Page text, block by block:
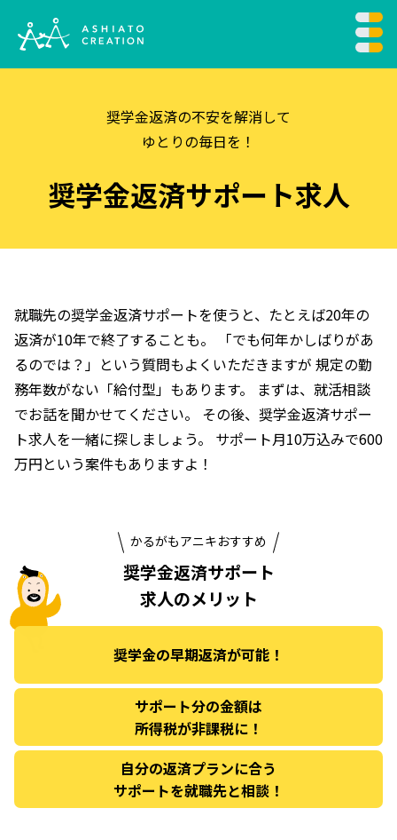
奨学金返済の不安を解消して
ゆとりの毎日を！
奨学金返済サポート求人
就職先の奨学金返済サポートを使うと、たとえば20年の
返済が10年で終了することも。
「でも何年かしばりがあ
るのでは？」という質問もよくいただきますが 規定の勤
務年数がない「給付型」もあります。
まずは、就活相談
でお話を聞かせてください。
その後、奨学金返済サポー
ト求人を一緒に探しましょう。
サポート月10万込みで600
万円という案件もありますよ！
かるがもアニキおすすめ
奨学金返済サポート
求人のメリット
奨学金の早期返済が可能！
サポート分の金額は
所得税が非課税に！
自分の返済プランに合う
サポートを就職先と相談！